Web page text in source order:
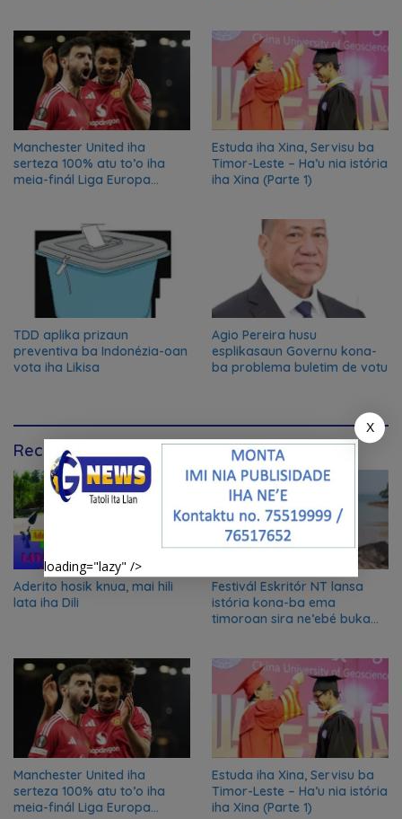
Manchester United iha
serteza 100% atu to’o iha
meia-finál Liga Europa
Estuda iha Xina, Servisu ba
Timor-Leste – Ha’u nia istória
iha Xina (Parte 1)
TDD aplika prizaun
preventiva ba Indonézia-oan
vota iha Likisa
Agio Pereira husu
esplikasaun Governu kona-
ba problema buletim de votu
Recommendation for You
Aderito hosik knua, mai hili
lata iha Dili
Festivál Eskritór NT lansa
istória kona-ba ema
timoroan sira ne’ebé buka
Manchester United iha
serteza 100% atu to’o iha
meia-finál Liga Europa
Estuda iha Xina, Servisu ba
Timor-Leste – Ha’u nia istória
iha Xina (Parte 1)
X
loading="lazy" />